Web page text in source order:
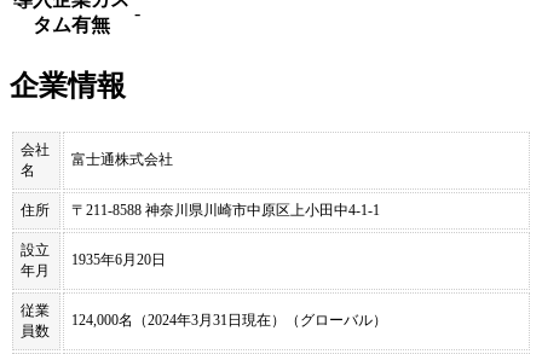
タム有無
-
企業情報
会社
名
富士通株式会社
住所 〒211-8588 神奈川県川崎市中原区上小田中4-1-1
設立
年月
1935年6月20日
従業
員数
124,000名（2024年3月31日現在）（グローバル）